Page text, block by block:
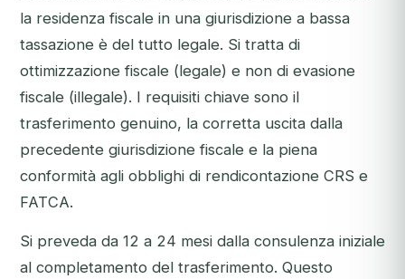
la residenza fiscale in una giurisdizione a bassa
tassazione è del tutto legale. Si tratta di
ottimizzazione fiscale (legale) e non di evasione
fiscale (illegale). I requisiti chiave sono il
trasferimento genuino, la corretta uscita dalla
precedente giurisdizione fiscale e la piena
conformità agli obblighi di rendicontazione CRS e
FATCA.
Si preveda da 12 a 24 mesi dalla consulenza iniziale
al completamento del trasferimento. Questo